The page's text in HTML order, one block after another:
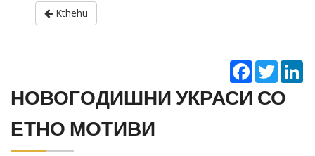
Kthehu
Facebook
Twitter
НОВОГОДИШНИ УКРАСИ СО
ЕТНО МОТИВИ